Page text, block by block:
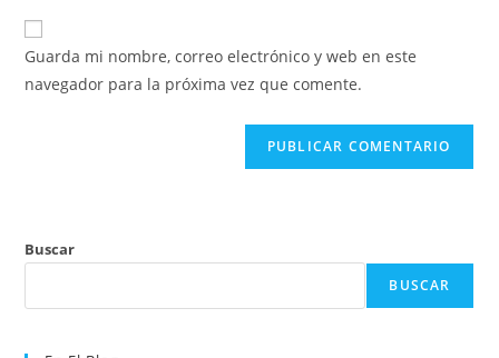
para
comentar
electrónico
para
comentar
URL
de
Guarda mi nombre, correo electrónico y web en este
navegador para la próxima vez que comente.
Buscar
BUSCAR